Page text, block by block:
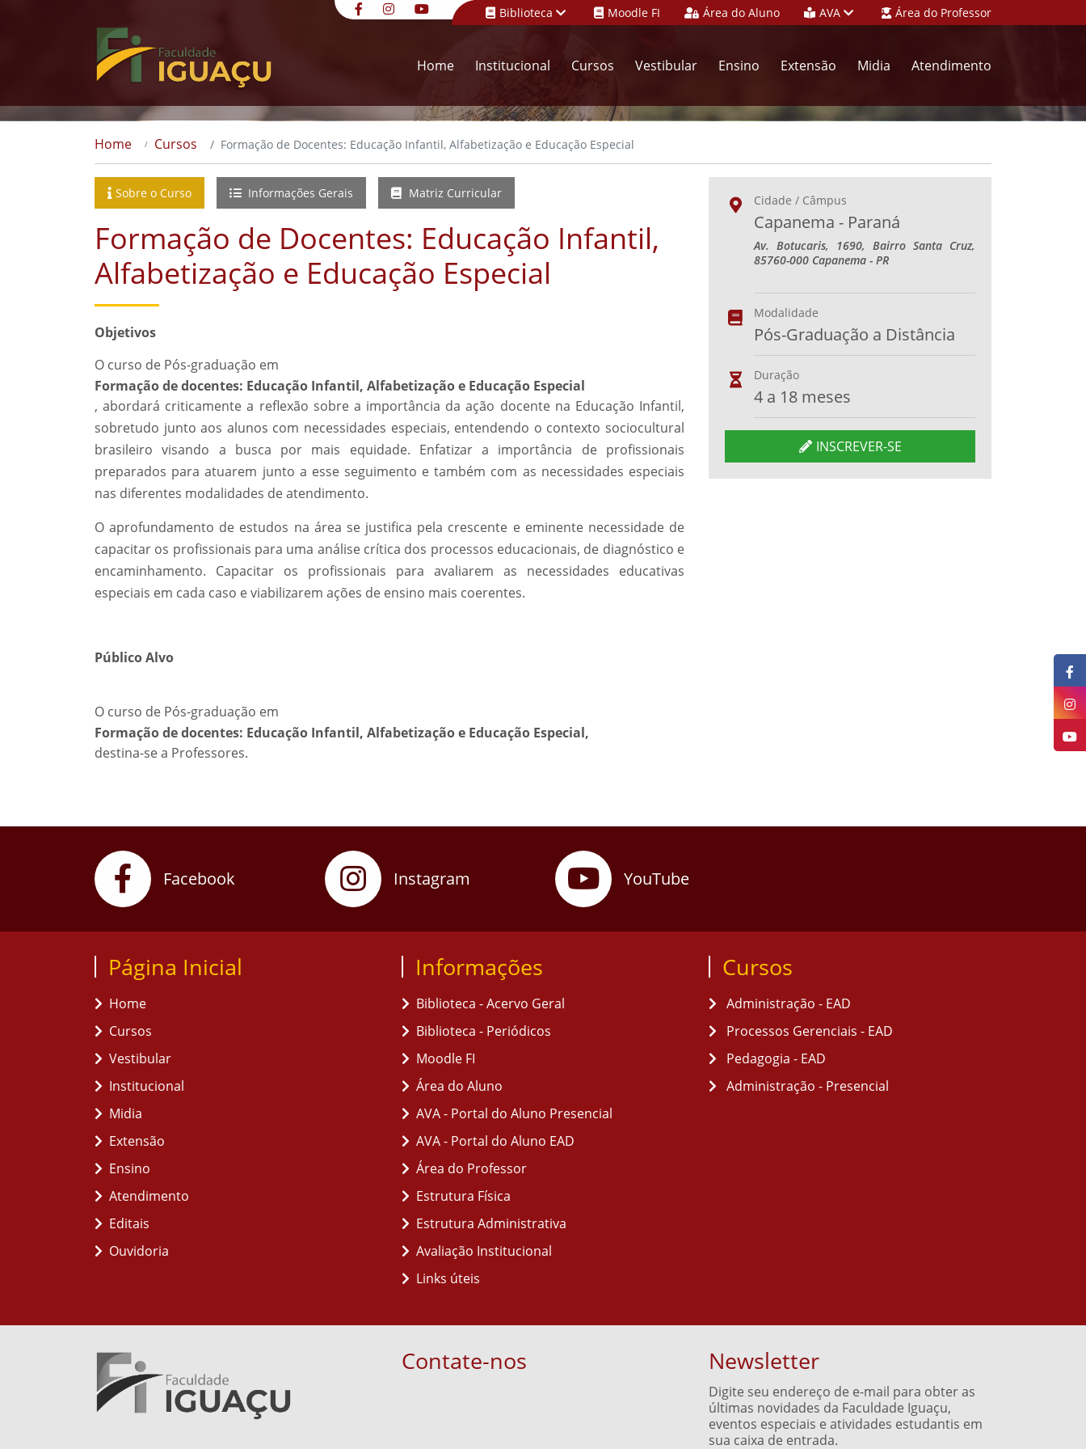
Biblioteca Moodle FI Área do Aluno AVA Área do Professor
Home Institucional Cursos Vestibular Ensino Extensão Midia Atendimento
Home Cursos Formação de Docentes: Educação Infantil, Alfabetização e Educação Especial
Sobre o Curso Informações Gerais Matriz Curricular
Formação de Docentes: Educação Infantil,
Alfabetização e Educação Especial
Objetivos
O curso de Pós-graduação em
Formação de docentes: Educação Infantil, Alfabetização e Educação Especial
, abordará criticamente a reflexão sobre a importância da ação docente na Educação Infantil,
sobretudo junto aos alunos com necessidades especiais, entendendo o contexto sociocultural
brasileiro visando a busca por mais equidade. Enfatizar a importância de profissionais
preparados para atuarem junto a esse seguimento e também com as necessidades especiais
nas diferentes modalidades de atendimento.
O aprofundamento de estudos na área se justifica pela crescente e eminente necessidade de
capacitar os profissionais para uma análise crítica dos processos educacionais, de diagnóstico e
encaminhamento. Capacitar os profissionais para avaliarem as necessidades educativas
especiais em cada caso e viabilizarem ações de ensino mais coerentes.
Público Alvo
O curso de Pós-graduação em
Formação de docentes: Educação Infantil, Alfabetização e Educação Especial,
destina-se a Professores.
Cidade / Câmpus
Capanema - Paraná
Av. Botucaris, 1690, Bairro Santa Cruz,
85760-000 Capanema - PR
Modalidade
Pós-Graduação a Distância
Duração
4 a 18 meses
INSCREVER-SE
Facebook Instagram YouTube
Página Inicial
Home
Cursos
Vestibular
Institucional
Midia
Extensão
Ensino
Atendimento
Editais
Ouvidoria
Informações
Biblioteca - Acervo Geral
Biblioteca - Periódicos
Moodle FI
Área do Aluno
AVA - Portal do Aluno Presencial
AVA - Portal do Aluno EAD
Área do Professor
Estrutura Física
Estrutura Administrativa
Avaliação Institucional
Links úteis
Cursos
Administração - EAD
Processos Gerenciais - EAD
Pedagogia - EAD
Administração - Presencial
Contate-nos Newsletter
Digite seu endereço de e-mail para obter as
últimas novidades da Faculdade Iguaçu,
eventos especiais e atividades estudantis em
sua caixa de entrada.